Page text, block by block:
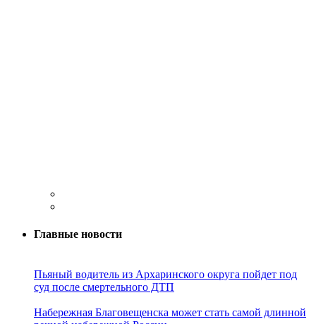
Главные новости
Пьяный водитель из Архаринского округа пойдет под
суд после смертельного ДТП
Набережная Благовещенска может стать самой длинной